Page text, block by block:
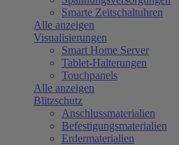
Smarte Zeitschaltuhren
Alle anzeigen
Visualisierungen
Smart Home Server
Tablet-Halterungen
Touchpanels
Alle anzeigen
Blitzschutz
Anschlussmaterialien
Befestigungsmaterialien
Erdermaterialien